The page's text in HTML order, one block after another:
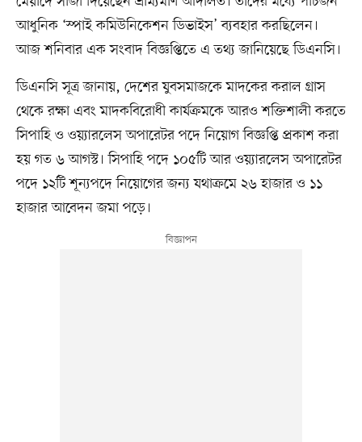
আধুনিক ‘স্পাই কমিউনিকেশন ডিভাইস’ ব্যবহার করছিলেন।
আজ শনিবার এক সংবাদ বিজ্ঞপ্তিতে এ তথ্য জানিয়েছে ডিএনসি।
ডিএনসি সূত্র জানায়, দেশের যুবসমাজকে মাদকের করাল গ্রাস
থেকে রক্ষা এবং মাদকবিরোধী কার্যক্রমকে আরও শক্তিশালী করতে
সিপাহি ও ওয়্যারলেস অপারেটর পদে নিয়োগ বিজ্ঞপ্তি প্রকাশ করা
হয় গত ৬ আগস্ট। সিপাহি পদে ১০৫টি আর ওয়্যারলেস অপারেটর
পদে ১২টি শূন্যপদে নিয়োগের জন্য যথাক্রমে ২৬ হাজার ও ১১
হাজার আবেদন জমা পড়ে।